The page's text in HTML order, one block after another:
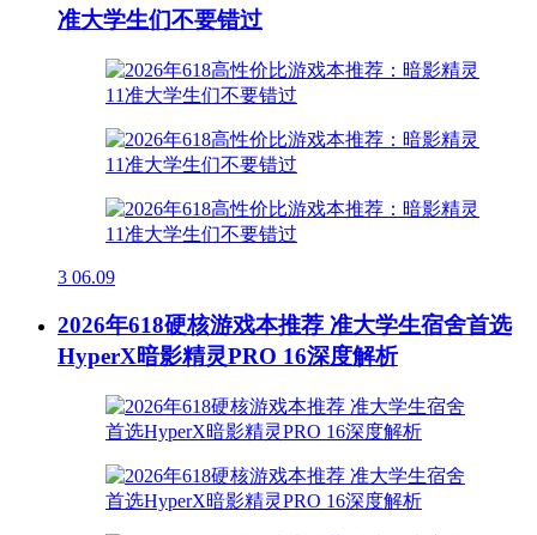
准大学生们不要错过
3 06.09
2026年618硬核游戏本推荐 准大学生宿舍首选
HyperX暗影精灵PRO 16深度解析